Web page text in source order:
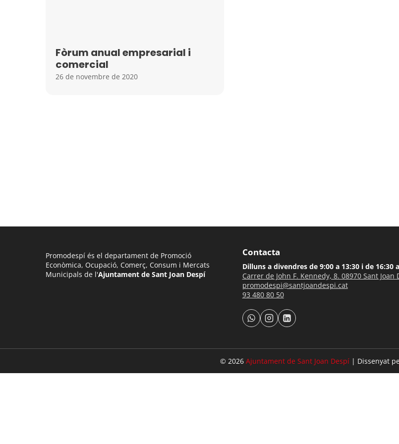
Fòrum anual empresarial i
comercial
26 de novembre de 2020
Promodespí és el departament de Promoció
Econòmica, Ocupació, Comerç, Consum i Mercats
Municipals de l'Ajuntament de Sant Joan Despí
Contacta
Dilluns a divendres de 9:00 a 13:30 i de 16:30
Carrer de John F. Kennedy, 8. 08970 Sant Joan
promodespi@santjoandespi.cat
93 480 80 50
© 2026 Ajuntament de Sant Joan Despí| Dissenyat